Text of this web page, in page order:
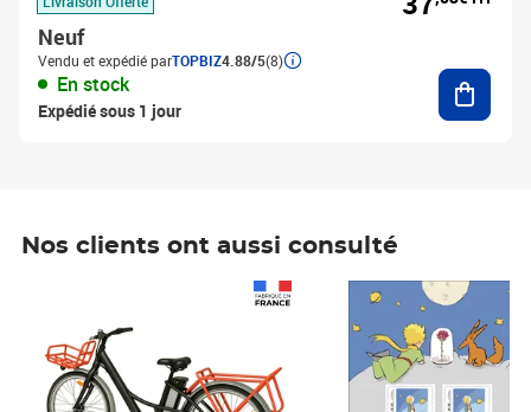
Neuf
Vendu et expédié parTOPBIZ4.88/5(8)
En stock
Expédié sous 1 jour
Nos clients ont aussi consulté
Prix 6,25€ HT